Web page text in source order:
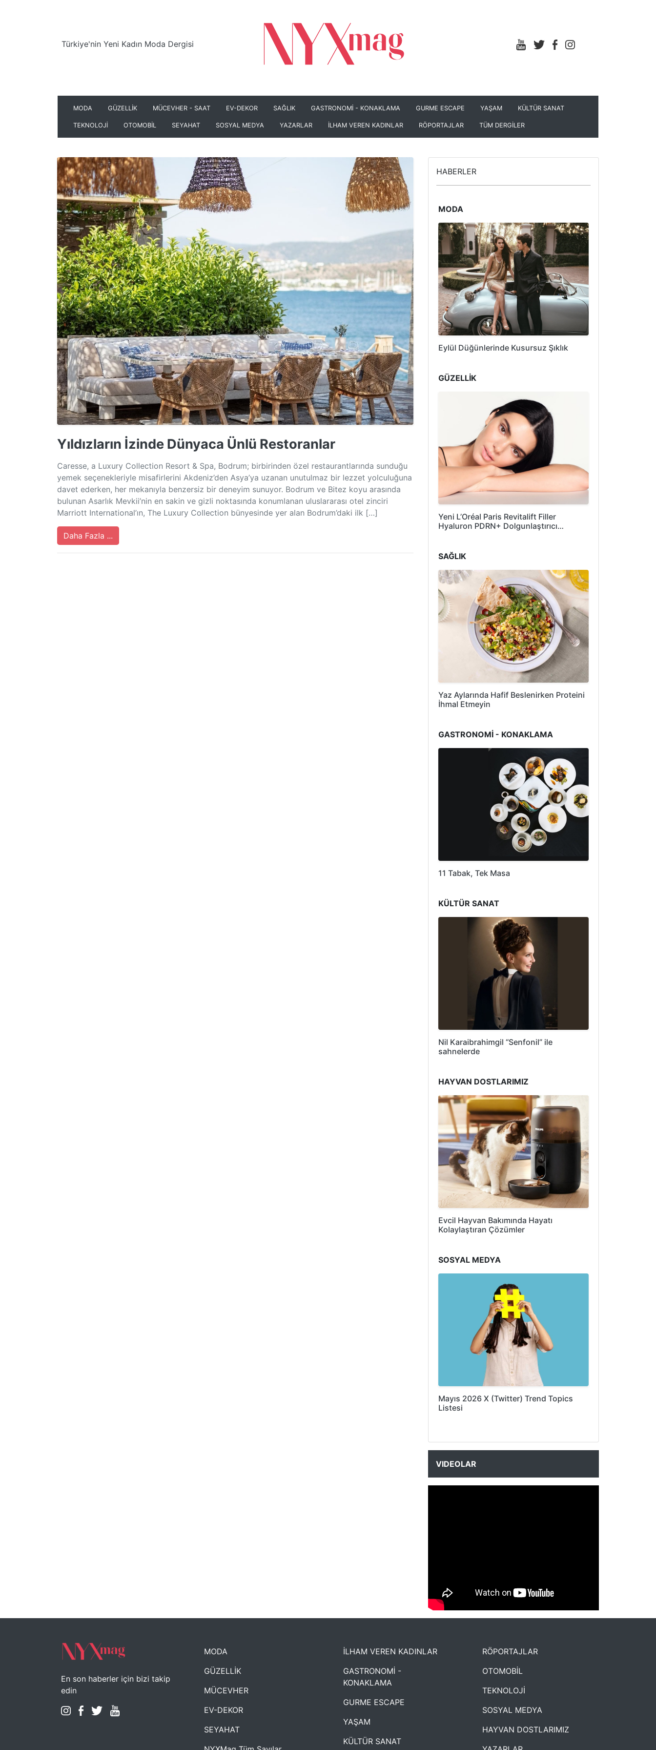
Türkiye'nin Yeni Kadın Moda Dergisi
MODA GÜZELLİK MÜCEVHER - SAAT EV-DEKOR SAĞLIK GASTRONOMİ - KONAKLAMA GURME ESCAPE YAŞAM KÜLTÜR SANAT
TEKNOLOJİ OTOMOBİL SEYAHAT SOSYAL MEDYA YAZARLAR İLHAM VEREN KADINLAR RÖPORTAJLAR TÜM DERGİLER
Yıldızların İzinde Dünyaca Ünlü Restoranlar
Caresse, a Luxury Collection Resort & Spa, Bodrum; birbirinden özel restaurantlarında sunduğu
yemek seçenekleriyle misafirlerini Akdeniz’den Asya’ya uzanan unutulmaz bir lezzet yolculuğuna
davet ederken, her mekanıyla benzersiz bir deneyim sunuyor. Bodrum ve Bitez koyu arasında
bulunan Asarlık Mevkii’nin en sakin ve gizli noktasında konumlanan uluslararası otel zinciri
Marriott International’ın, The Luxury Collection bünyesinde yer alan Bodrum’daki ilk […]
Daha Fazla ...
HABERLER
MODA
Eylül Düğünlerinde Kusursuz Şıklık
GÜZELLİK
Yeni L’Oréal Paris Revitalift Filler
Hyaluron PDRN+ Dolgunlaştırıcı…
SAĞLIK
Yaz Aylarında Hafif Beslenirken Proteini
İhmal Etmeyin
GASTRONOMİ - KONAKLAMA
11 Tabak, Tek Masa
KÜLTÜR SANAT
Nil Karaibrahimgil “Senfonil” ile
sahnelerde
HAYVAN DOSTLARIMIZ
Evcil Hayvan Bakımında Hayatı
Kolaylaştıran Çözümler
SOSYAL MEDYA
Mayıs 2026 X (Twitter) Trend Topics
Listesi
VIDEOLAR
NYXmag 2. Yaş Kutlama Etkinliği
En son haberler için bizi takip
edin
MODA
GÜZELLİK
MÜCEVHER
EV-DEKOR
SEYAHAT
İLHAM VEREN KADINLAR
GASTRONOMİ -
KONAKLAMA
GURME ESCAPE
YAŞAM
KÜLTÜR SANAT
RÖPORTAJLAR
OTOMOBİL
TEKNOLOJİ
SOSYAL MEDYA
HAYVAN DOSTLARIMIZ